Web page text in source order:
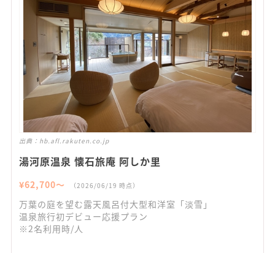
出典： hb.afl.rakuten.co.jp
湯河原温泉 懐石旅庵 阿しか里
¥62,700〜 （2026/06/19 時点）
万葉の庭を望む露天風呂付大型和洋室「淡雪」
温泉旅行初デビュー応援プラン
※2名利用時/人